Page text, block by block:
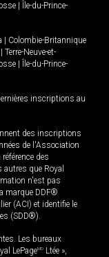
Île-du-Prince-
Colombie-Britannique
Terre-Neuve-et-
Île-du-Prince-
inscriptions au
des inscriptions
de l'Association
des
que Royal
n'est pas
marque DDF®
(ACI) et identifie le
(SDD®).
Les bureaux
LePageMD Ltée »,